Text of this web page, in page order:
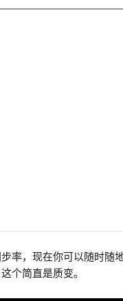
率，现在你可以随时随
个简直是质变。